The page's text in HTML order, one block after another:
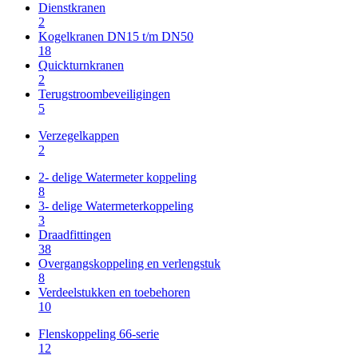
Dienstkranen
2
Kogelkranen DN15 t/m DN50
18
Quickturnkranen
2
Terugstroombeveiligingen
5
Verzegelkappen
2
2- delige Watermeter koppeling
8
3- delige Watermeterkoppeling
3
Draadfittingen
38
Overgangskoppeling en verlengstuk
8
Verdeelstukken en toebehoren
10
Flenskoppeling 66-serie
12